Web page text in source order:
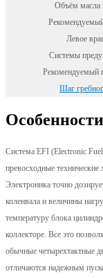
Объём масла
Левое
Системы
Рекомендуемый
Шаг
Особенности
Система EFI (Electronic
превосходные технические
Электроника точно
коленвала и величины
температуру блока
коллекторе. Все это
обычные четырехтактные
отличаются надежным